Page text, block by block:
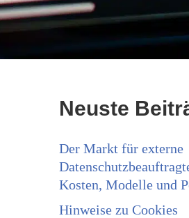
Neuste
Der Markt für externe
Kosten, Modelle und
Hinweise zu Cookies